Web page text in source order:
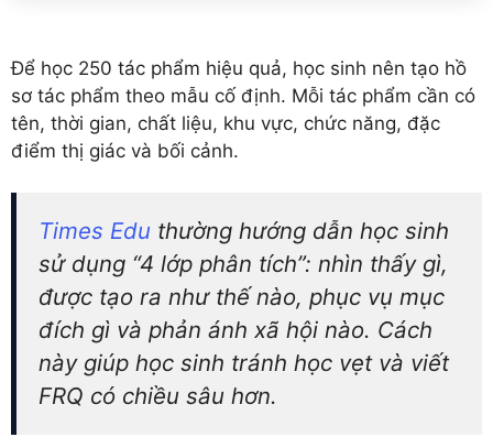
Để học 250 tác phẩm hiệu quả, học sinh nên tạo hồ
sơ tác phẩm theo mẫu cố định. Mỗi tác phẩm cần có
tên, thời gian, chất liệu, khu vực, chức năng, đặc
điểm thị giác và bối cảnh.
Times Edu thường hướng dẫn học sinh
sử dụng “4 lớp phân tích”: nhìn thấy gì,
được tạo ra như thế nào, phục vụ mục
đích gì và phản ánh xã hội nào. Cách
này giúp học sinh tránh học vẹt và viết
FRQ có chiều sâu hơn.